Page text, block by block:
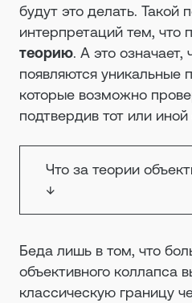
будут это делать. Такой
интерпретаций тем, что
теорию. А это означает,
появляются уникальные
которые возможно
подтвердив тот или
Что за теории
↓
Беда лишь в том, что
объективного коллапса
классическую границу